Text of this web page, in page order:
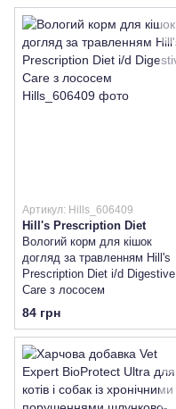
Артикул: Hills_606409
Hill's Prescription Diet
Вологий корм для кішок
догляд за травленням Hill's
Prescription Diet i/d Digestive
Care з лососем
84 грн